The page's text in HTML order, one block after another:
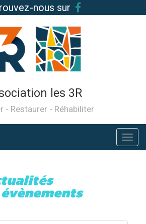
nous sur
les 3R
- Restaurer - Réhabiliter